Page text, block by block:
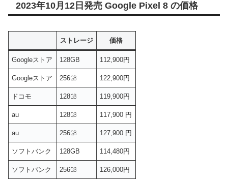
2023年10月12日発売 Google Pixel 8 の価格
ストレージ 価格
Googleストア 128GB 112,900円
Googleストア 256㎇ 122,900円
ドコモ 128㎇ 119,900円
au 128㎇ 117,900 円
au 256㎇ 127,900 円
ソフトバンク 128GB 114,480円
ソフトバンク 256㎇ 126,000円